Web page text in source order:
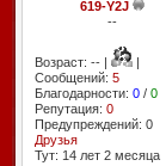
619-Y2J
--
Возраст: -- |
|
Сообщений: 5
Благодарности: 0/ 0
Репутация: 0
Предупреждений: 0
Друзья
Тут: 14 лет 2 месяцa